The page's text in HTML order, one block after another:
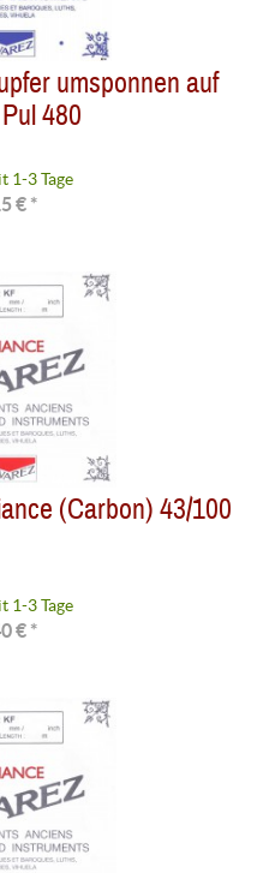
umsponnen auf
480
1-3 Tage
€ *
(Carbon) 43/100
1-3 Tage
€ *